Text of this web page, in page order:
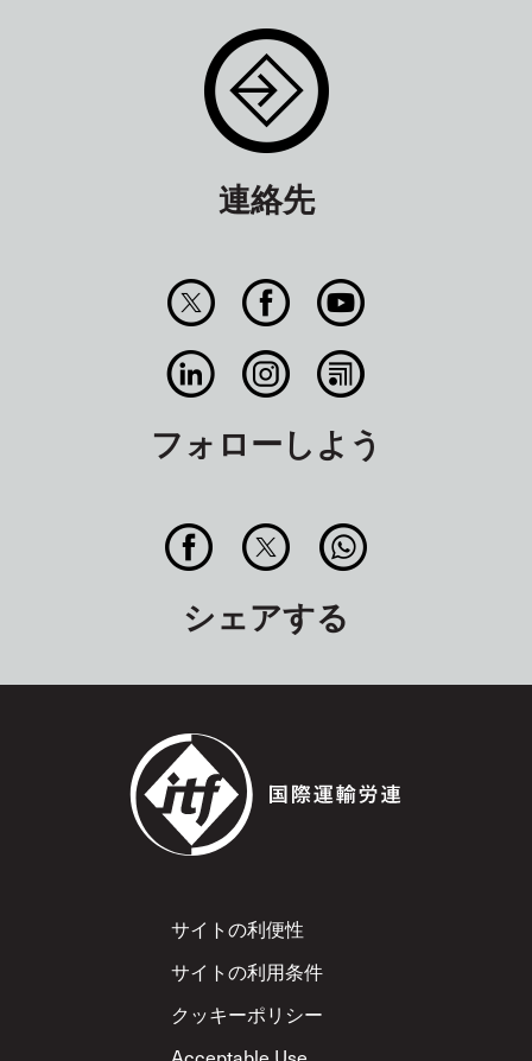
連絡先
フォローしよう
シェアする
Footer
サイトの利便性
サイトの利用条件
クッキーポリシー